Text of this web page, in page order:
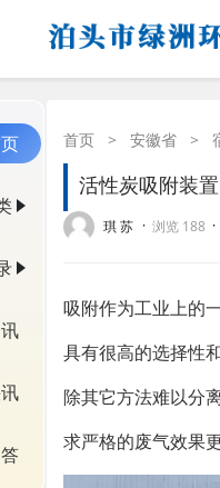
首页 > 安徽省 >
活性炭吸附装置
琪 苏 · 浏览 188 ·
吸附作为工业上的
具有很高的选择性
除其它方法难以分
求严格的废气效果更